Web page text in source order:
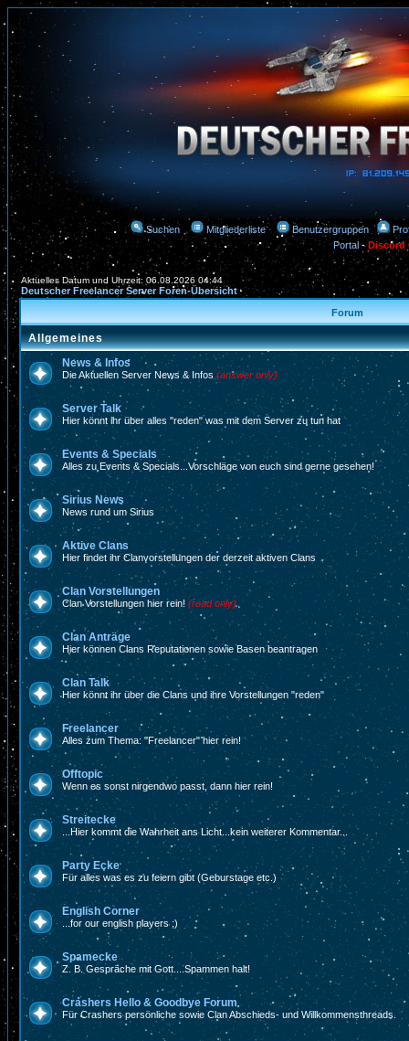
Suchen Mitgliederliste Benutzergruppen
Portal-Discord
Aktuelles Datum und Uhrzeit: 06.08.2026 04:44
Deutscher Freelancer Server Foren-Übersicht
Forum
Allgemeines
News & Infos
Die Aktuellen Server News & Infos (answer only)
Server Talk
Hier könnt ihr über alles "reden" was mit dem Server zu tun hat
Events & Specials
Alles zu Events & Specials...Vorschläge von euch sind gerne gesehen!
Sirius News
News rund um Sirius
Aktive Clans
Hier findet ihr Clanvorstellungen der derzeit aktiven Clans
Clan Vorstellungen
Clan Vorstellungen hier rein! (read only)
Clan Anträge
Hier können Clans Reputationen sowie Basen beantragen
Clan Talk
Hier könnt ihr über die Clans und ihre Vorstellungen "reden"
Freelancer
Alles zum Thema: "Freelancer" hier rein!
Offtopic
Wenn es sonst nirgendwo passt, dann hier rein!
Streitecke
...Hier kommt die Wahrheit ans Licht...kein weiterer Kommentar...
Party Ecke
Für alles was es zu feiern gibt (Geburstage etc.)
English Corner
...for our english players ;)
Spamecke
Z. B. Gespräche mit Gott....Spammen halt!
Crashers Hello & Goodbye Forum
Für Crashers persönliche sowie Clan Abschieds- und Willkommensthreads.